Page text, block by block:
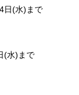
日(水)まで
(水)まで